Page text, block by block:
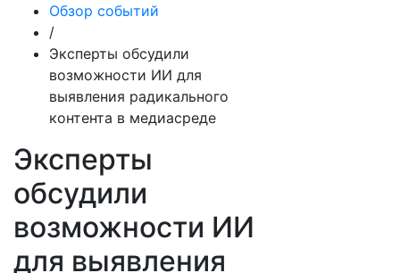
Обзор событий
/
Эксперты обсудили
возможности ИИ для
выявления радикального
контента в медиасреде
Эксперты
обсудили
возможности ИИ
для выявления